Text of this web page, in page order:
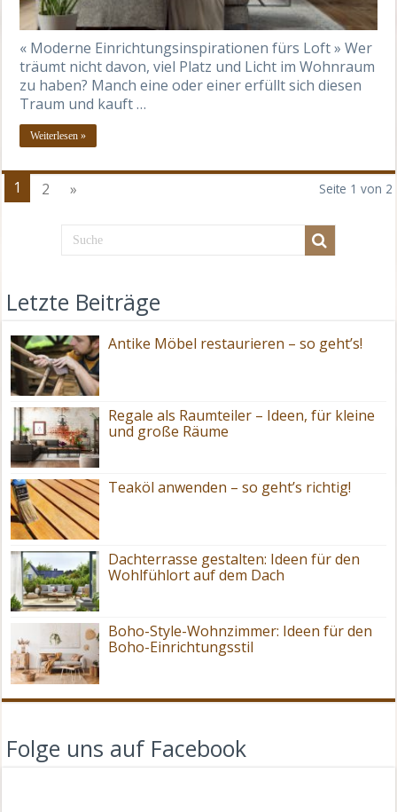
« Moderne Einrichtungsinspirationen fürs Loft » Wer
träumt nicht davon, viel Platz und Licht im Wohnraum
zu haben? Manch eine oder einer erfüllt sich diesen
Traum und kauft …
Weiterlesen »
Seite 1 von 2
1 2 »
Letzte Beiträge
Antike Möbel restaurieren – so geht’s!
Regale als Raumteiler – Ideen, für kleine
und große Räume
Teaköl anwenden – so geht’s richtig!
Dachterrasse gestalten: Ideen für den
Wohlfühlort auf dem Dach
Boho-Style-Wohnzimmer: Ideen für den
Boho-Einrichtungsstil
Folge uns auf Facebook